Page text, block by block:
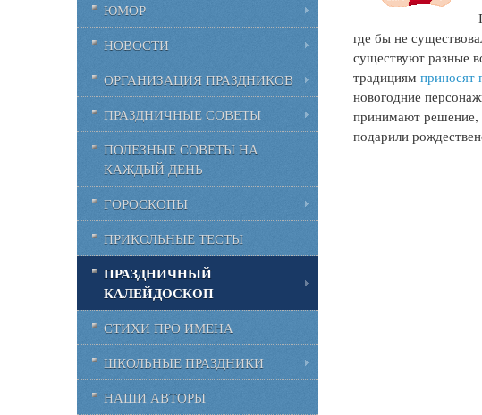
где бы не
существуют разные
традициямприносят
новогодние
принимают решение,
подарили
ЮМОР
НОВОСТИ
ОРГАНИЗАЦИЯ ПРАЗДНИКОВ
ПРАЗДНИЧНЫЕ СОВЕТЫ
ПОЛЕЗНЫЕ СОВЕТЫ НА
КАЖДЫЙ ДЕНЬ
ГОРОСКОПЫ
ПРИКОЛЬНЫЕ ТЕСТЫ
ПРАЗДНИЧНЫЙ
КАЛЕЙДОСКОП
СТИХИ ПРО ИМЕНА
ШКОЛЬНЫЕ ПРАЗДНИКИ
НАШИ АВТОРЫ